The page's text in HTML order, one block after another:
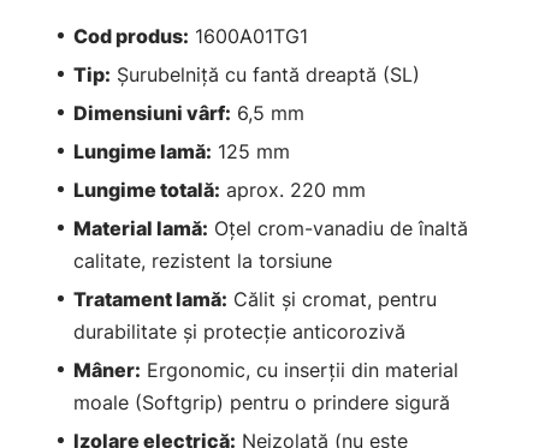
Cod produs: 1600A01TG1
Tip: Șurubelniță cu fantă dreaptă (SL)
Dimensiuni vârf: 6,5 mm
Lungime lamă: 125 mm
Lungime totală: aprox. 220 mm
Material lamă: Oțel crom-vanadiu de înaltă
calitate, rezistent la torsiune
Tratament lamă: Călit și cromat, pentru
durabilitate și protecție anticorozivă
Mâner: Ergonomic, cu inserții din material
moale (Softgrip) pentru o prindere sigură
Izolare electrică: Neizolată (nu este